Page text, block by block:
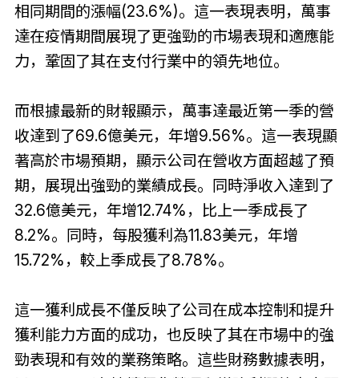
相同期間的漲幅(23.6%)。這一表現表明，萬事
達在疫情期間展現了更強勁的市場表現和適應能
力，鞏固了其在支付行業中的領先地位。
而根據最新的財報顯示，萬事達最近第一季的營
收達到了69.6億美元，年增9.56%。這一表現顯
著高於市場預期，顯示公司在營收方面超越了預
期，展現出強勁的業績成長。同時淨收入達到了
32.6億美元，年增12.74%，比上一季成長了
8.2%。同時，每股獲利為11.83美元，年增
15.72%，較上季成長了8.78%。
這一獲利成長不僅反映了公司在成本控制和提升
獲利能力方面的成功，也反映了其在市場中的強
勁表現和有效的業務策略。這些財務數據表明，